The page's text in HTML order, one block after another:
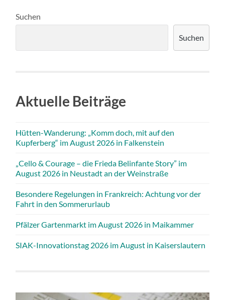
Suchen
Suchen
Aktuelle Beiträge
Hütten-Wanderung: „Komm doch, mit auf den
Kupferberg“ im August 2026 in Falkenstein
„Cello & Courage – die Frieda Belinfante Story” im
August 2026 in Neustadt an der Weinstraße
Besondere Regelungen in Frankreich: Achtung vor der
Fahrt in den Sommerurlaub
Pfälzer Gartenmarkt im August 2026 in Maikammer
SIAK-Innovationstag 2026 im August in Kaiserslautern